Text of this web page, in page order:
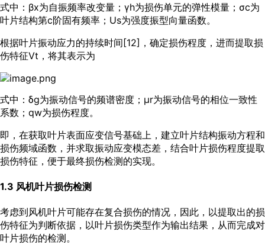
式中：βx为自振频率改变量；γh为损伤单元的弹性模量；σc为
叶片结构第c阶固有频率；Us为强度振型向量函数。
根据叶片振动应力的持续时间[12]，确定损伤程度，进而提取损
伤特征Vt，将其表示为
式中：δg为振动信号的频谱密度；μr为振动信号的相位一致性
系数；qw为损伤程度。
即，在获取叶片表面应变信号基础上，建立叶片结构振动方程和
损伤频域函数，并求取振动应变模态差，结合叶片损伤程度提取
损伤特征，便于最终损伤检测的实现。
1.3 风机叶片损伤检测
考虑到风机叶片可能存在复合损伤的情况，因此，以提取出的损
伤特征为判断依据，以叶片损伤类型作为输出结果，从而完成对
叶片损伤的检测。